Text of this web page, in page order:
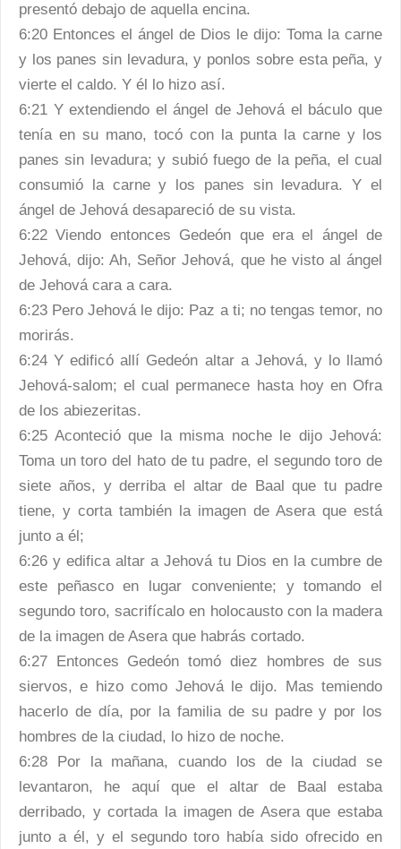
presentó debajo de aquella encina.
6:20 Entonces el ángel de Dios le dijo: Toma la carne
y los panes sin levadura, y ponlos sobre esta peña, y
vierte el caldo. Y él lo hizo así.
6:21 Y extendiendo el ángel de Jehová el báculo que
tenía en su mano, tocó con la punta la carne y los
panes sin levadura; y subió fuego de la peña, el cual
consumió la carne y los panes sin levadura. Y el
ángel de Jehová desapareció de su vista.
6:22 Viendo entonces Gedeón que era el ángel de
Jehová, dijo: Ah, Señor Jehová, que he visto al ángel
de Jehová cara a cara.
6:23 Pero Jehová le dijo: Paz a ti; no tengas temor, no
morirás.
6:24 Y edificó allí Gedeón altar a Jehová, y lo llamó
Jehová-salom; el cual permanece hasta hoy en Ofra
de los abiezeritas.
6:25 Aconteció que la misma noche le dijo Jehová:
Toma un toro del hato de tu padre, el segundo toro de
siete años, y derriba el altar de Baal que tu padre
tiene, y corta también la imagen de Asera que está
junto a él;
6:26 y edifica altar a Jehová tu Dios en la cumbre de
este peñasco en lugar conveniente; y tomando el
segundo toro, sacrifícalo en holocausto con la madera
de la imagen de Asera que habrás cortado.
6:27 Entonces Gedeón tomó diez hombres de sus
siervos, e hizo como Jehová le dijo. Mas temiendo
hacerlo de día, por la familia de su padre y por los
hombres de la ciudad, lo hizo de noche.
6:28 Por la mañana, cuando los de la ciudad se
levantaron, he aquí que el altar de Baal estaba
derribado, y cortada la imagen de Asera que estaba
junto a él, y el segundo toro había sido ofrecido en